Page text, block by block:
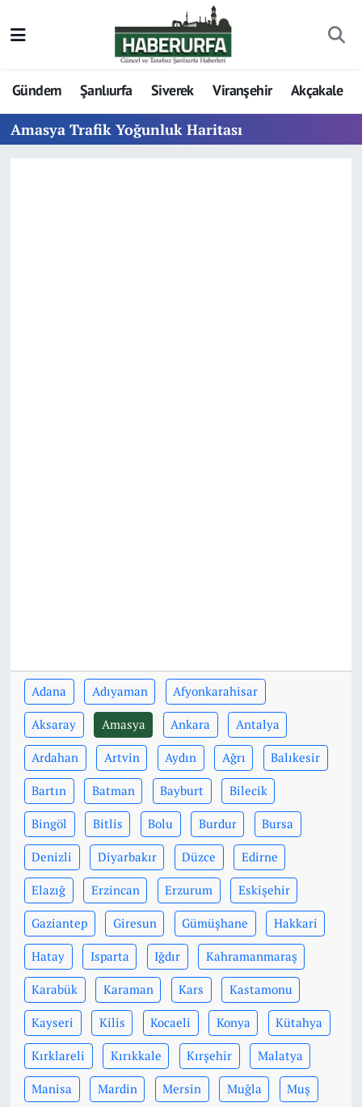
Gündem Şanlıurfa Siverek Viranşehir Akçakale
Amasya Trafik Yoğunluk Haritası
Adana Adıyaman Afyonkarahisar
Aksaray Amasya Ankara Antalya
Ardahan Artvin Aydın Ağrı Balıkesir
Bartın Batman Bayburt Bilecik
Bingöl Bitlis Bolu Burdur Bursa
Denizli Diyarbakır Düzce Edirne
Elazığ Erzincan Erzurum Eskişehir
Gaziantep Giresun Gümüşhane Hakkari
Hatay Isparta Iğdır Kahramanmaraş
Karabük Karaman Kars Kastamonu
Kayseri Kilis Kocaeli Konya Kütahya
Kırklareli Kırıkkale Kırşehir Malatya
Manisa Mardin Mersin Muğla Muş